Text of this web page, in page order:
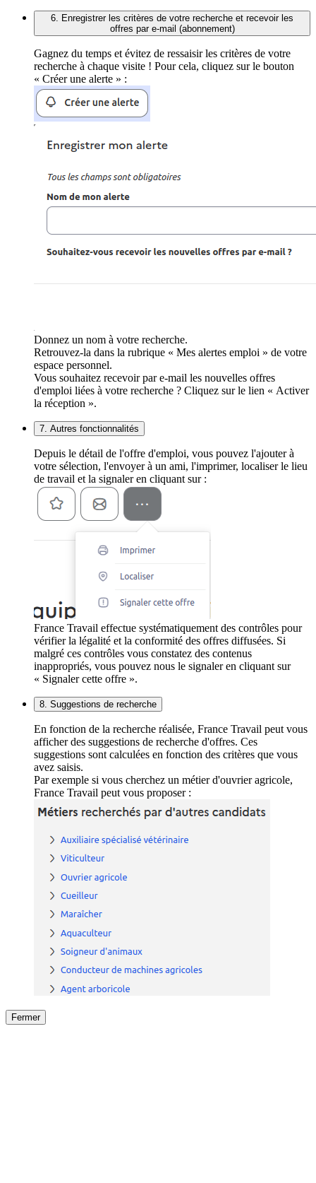
6. Enregistrer les critères de votre recherche et recevoir les
offres par e-mail (abonnement)
Gagnez du temps et évitez de ressaisir les critères de votre
recherche à chaque visite ! Pour cela, cliquez sur le bouton
« Créer une alerte » :
Donnez un nom à votre recherche.
Retrouvez-la dans la rubrique « Mes alertes emploi » de votre
espace personnel.
Vous souhaitez recevoir par e-mail les nouvelles offres
d'emploi liées à votre recherche ? Cliquez sur le lien « Activer
la réception ».
7. Autres fonctionnalités
Depuis le détail de l'offre d'emploi, vous pouvez l'ajouter à
votre sélection, l'envoyer à un ami, l'imprimer, localiser le lieu
de travail et la signaler en cliquant sur :
France Travail effectue systématiquement des contrôles pour
vérifier la légalité et la conformité des offres diffusées. Si
malgré ces contrôles vous constatez des contenus
inappropriés, vous pouvez nous le signaler en cliquant sur
« Signaler cette offre ».
8. Suggestions de recherche
En fonction de la recherche réalisée, France Travail peut vous
afficher des suggestions de recherche d'offres. Ces
suggestions sont calculées en fonction des critères que vous
avez saisis.
Par exemple si vous cherchez un métier d'ouvrier agricole,
France Travail peut vous proposer :
Fermer